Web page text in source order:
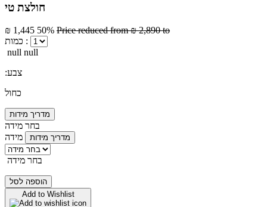
חולצת טי
₪ 1,445 50% Price reduced from₪ 2,890 to
כמות :
null null
:צבע
כחול
מדריך מידות
בחר מידה
מידה
מדריך מידות
בחר מידה
הוספה לסל
Add to Wishlist